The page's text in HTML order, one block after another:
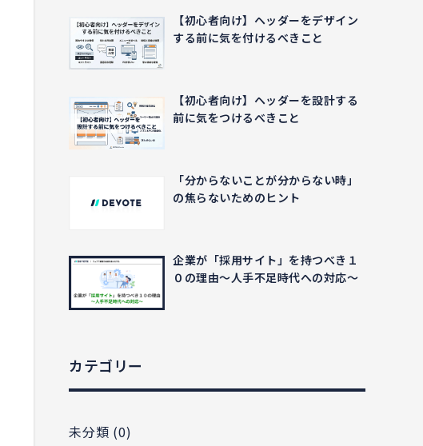
【初心者向け】ヘッダーをデザイン
する前に気を付けるべきこと
【初心者向け】ヘッダーを設計する
前に気をつけるべきこと
「分からないことが分からない時」
の焦らないためのヒント
企業が「採用サイト」を持つべき１
０の理由〜人手不足時代への対応〜
カテゴリー
未分類 (0)